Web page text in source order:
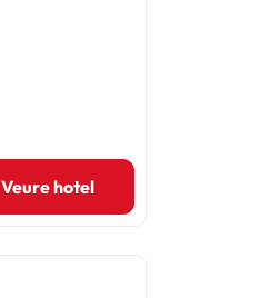
Veure hotel